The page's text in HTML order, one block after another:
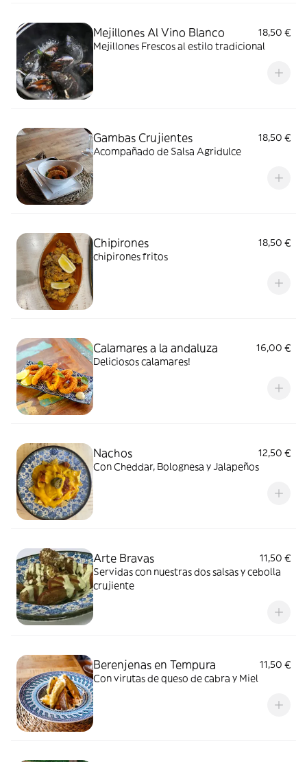
Mejillones Al Vino Blanco
18,50 €
Mejillones Frescos al estilo tradicional
Gambas Crujientes
18,50 €
Acompañado de Salsa Agridulce
Chipirones
18,50 €
chipirones fritos
Calamares a la andaluza
16,00 €
Deliciosos calamares!
Nachos
12,50 €
Con Cheddar, Bolognesa y Jalapeños
Arte Bravas
11,50 €
Servidas con nuestras dos salsas y cebolla
crujiente
Berenjenas en Tempura
11,50 €
Con virutas de queso de cabra y Miel